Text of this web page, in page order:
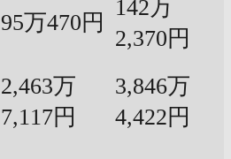
95万470円
142万
2,370円
2,463万
7,117円
3,846万
4,422円